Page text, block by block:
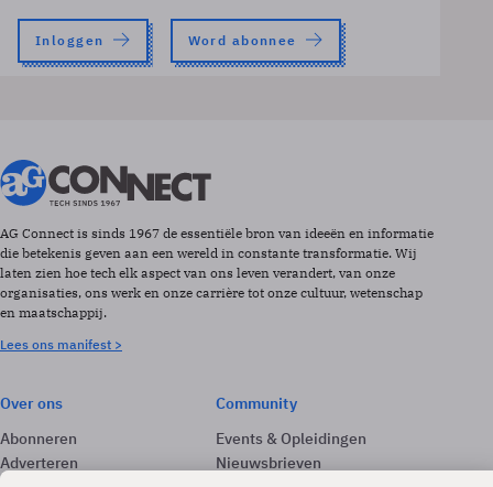
Inloggen Word abonnee
AG Connect is sinds 1967 de essentiële bron van ideeën en informatie
die betekenis geven aan een wereld in constante transformatie. Wij
laten zien hoe tech elk aspect van ons leven verandert, van onze
organisaties, ons werk en onze carrière tot onze cultuur, wetenschap
en maatschappij.
Lees ons manifest >
Over ons
Abonneren
Adverteren
Community
Events & Opleidingen
Nieuwsbrieven